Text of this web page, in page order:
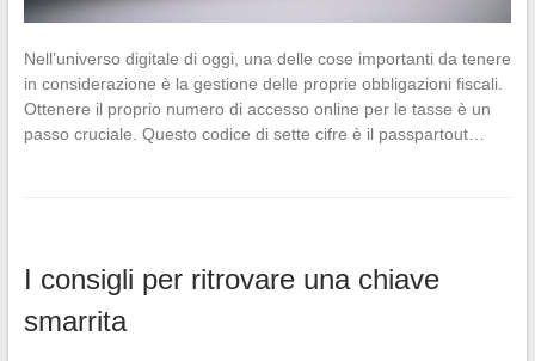
Nell’universo digitale di oggi, una delle cose importanti da tenere
in considerazione è la gestione delle proprie obbligazioni fiscali.
Ottenere il proprio numero di accesso online per le tasse è un
passo cruciale. Questo codice di sette cifre è il passpartout…
I consigli per ritrovare una chiave
smarrita